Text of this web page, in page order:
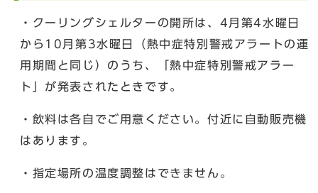
・クーリングシェルターの開所は、4月第4水曜日
から10月第3水曜日（熱中症特別警戒アラートの運
用期間と同じ）のうち、「熱中症特別警戒アラー
ト」が発表されたときです。
・飲料は各自でご用意ください。付近に自動販売機
はあります。
・指定場所の温度調整はできません。